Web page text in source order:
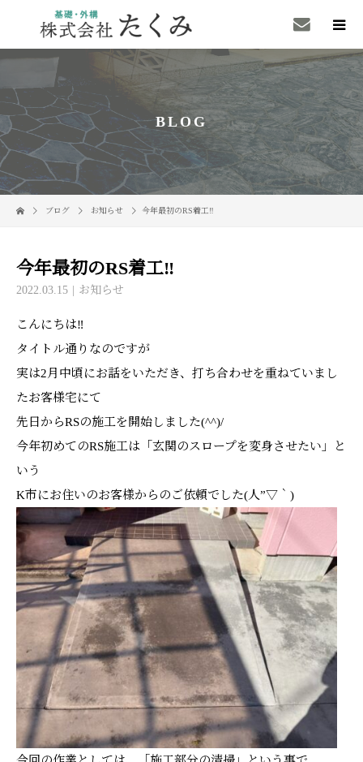
BLOG
ブログ お知らせ 今年最初のRS着工‼
今年最初のRS着工‼
2022.03.15 お知らせ
こんにちは‼
タイトル通りなのですが
実は2月中頃にお話をいただき、打ち合わせを重ねていまし
たお客様宅にて
先日からRSの施工を開始しました(^^)/
今年初めてのRS施工は「玄関のスロープを変身させたい」と
いう
K市にお住いのお客様からのご依頼でした(人”▽｀)